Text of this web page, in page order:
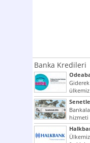
Banka Kredileri
8444
giriş
hizmeti